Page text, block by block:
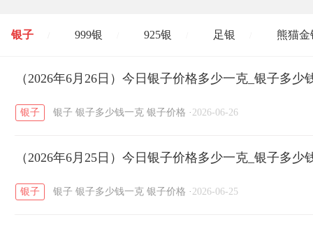
银子 999银 925银 足银 熊猫金
开国纪念币 大清银币 / 长城币 / 老
菜百 周生生 周大生
六福 / 金至尊 潮宏基 / 亚一金店 /
（2026年6月26日）今日银子价格多少一克_银子多少
银子 银子 银子多少钱一克 银子价格 · 2026-06-26
（2026年6月25日）今日银子价格多少一克_银子多少
银子 银子 银子多少钱一克 银子价格 · 2026-06-25